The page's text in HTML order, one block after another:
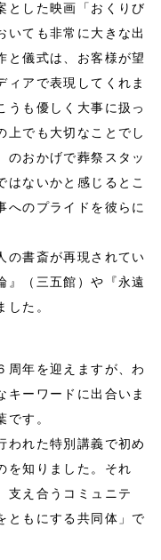
とした映画「おくりび
いても非常に大きな出
と儀式は、お客様が望
ィアで表現してくれま
うも優しく大事に扱っ
上でも大切なことでし
のおかげで葬祭スタッ
はないかと感じるとこ
へのプライドを彼らに
の書斎が再現されてい
』（三五館）や『永遠
た。
周年を迎えますが、わ
キーワードに出合いま
です。
われた特別講義で初め
を知りました。それ
支え合うコミュニテ
ともにする共同体」で